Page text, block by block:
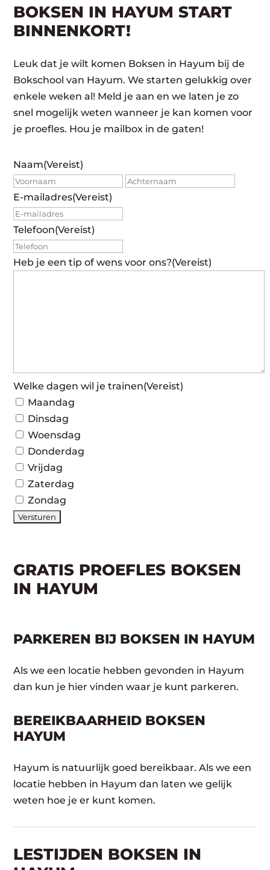
BOKSEN IN HAYUM START
BINNENKORT!
Leuk dat je wilt komen Boksen in Hayum bij de
Bokschool van Hayum. We starten gelukkig over
enkele weken al! Meld je aan en we laten je zo
snel mogelijk weten wanneer je kan komen voor
je proefles. Hou je mailbox in de gaten!
Naam(Vereist)
Voornaam
E-mailadres(Vereist)
Telefoon(Vereist)
Heb je een tip of wens voor ons?(Vereist)
Welke dagen wil je trainen(Vereist)
Maandag
Dinsdag
Woensdag
Donderdag
Vrijdag
Zaterdag
Zondag
GRATIS PROEFLES BOKSEN
IN HAYUM
PARKEREN BIJ BOKSEN IN HAYUM
Als we een locatie hebben gevonden in Hayum
dan kun je hier vinden waar je kunt parkeren.
BEREIKBAARHEID BOKSEN
HAYUM
Hayum is natuurlijk goed bereikbaar. Als we een
locatie hebben in Hayum dan laten we gelijk
weten hoe je er kunt komen.
LESTIJDEN BOKSEN IN